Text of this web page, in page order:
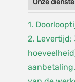
Onze
1.
2. Levertijd: